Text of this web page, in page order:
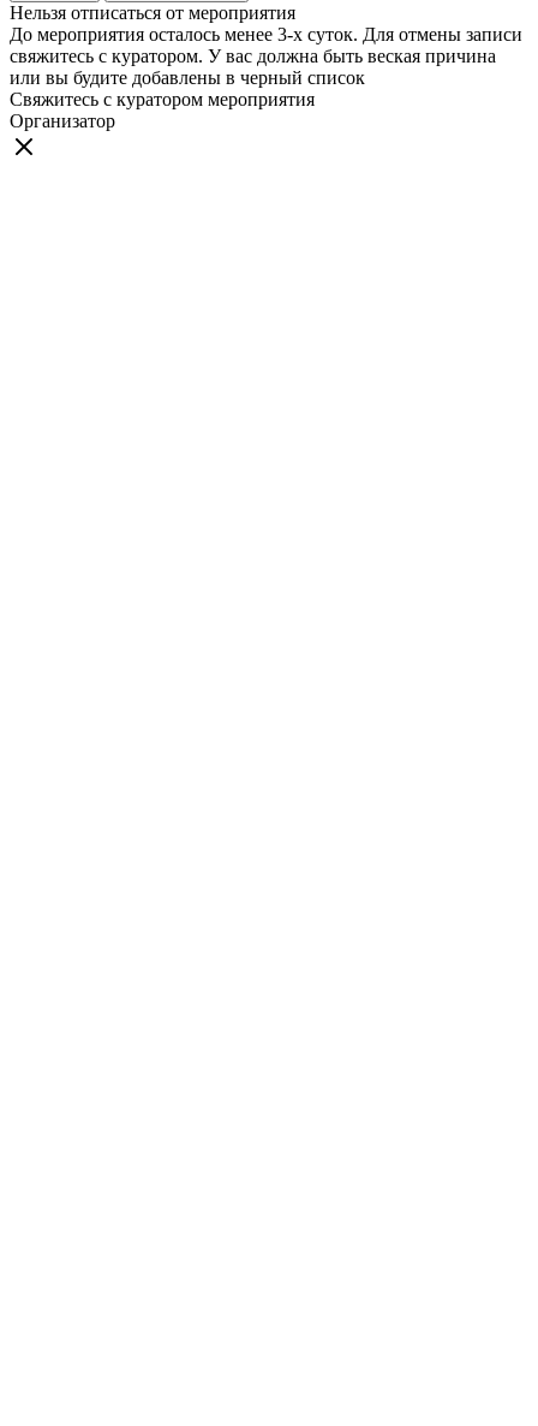
Нельзя отписаться от мероприятия
До мероприятия осталось менее 3-х суток. Для отмены записи
свяжитесь с куратором. У вас должна быть веская причина
или вы будите добавлены в черный список
Свяжитесь с куратором мероприятия
Организатор